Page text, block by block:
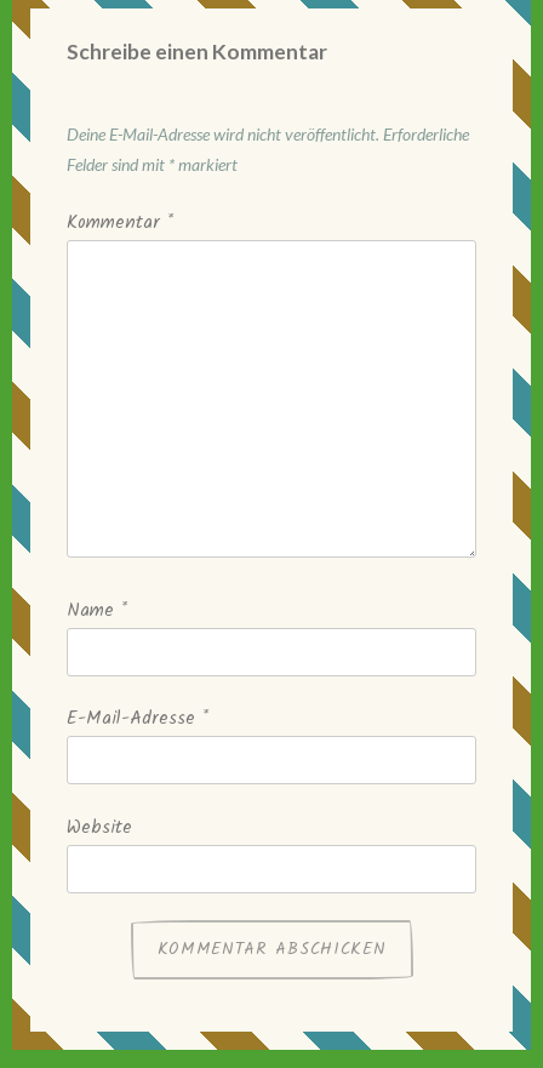
Schreibe einen Kommentar
Deine E-Mail-Adresse wird nicht veröffentlicht. Erforderliche
Felder sind mit *markiert
Kommentar *
Name *
E-Mail-Adresse *
Website